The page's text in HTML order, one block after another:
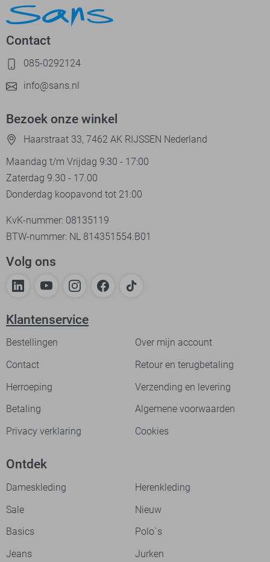
Contact
085-0292124
info@sans.nl
Bezoek onze winkel
Haarstraat 33, 7462 AK RIJSSEN Nederland
Maandag t/m Vrijdag 9:30 - 17:00
Zaterdag 9.30 - 17.00
Donderdag koopavond tot 21:00
KvK-nummer: 08135119
BTW-nummer: NL 814351554.B01
Volg ons
Klantenservice
Bestellingen
Over mijn account
Contact
Retour en terugbetaling
Herroeping
Verzending en levering
Betaling
Algemene voorwaarden
Privacy verklaring
Cookies
Ontdek
Dameskleding
Herenkleding
Sale
Nieuw
Basics
Polo`s
Jeans
Jurken